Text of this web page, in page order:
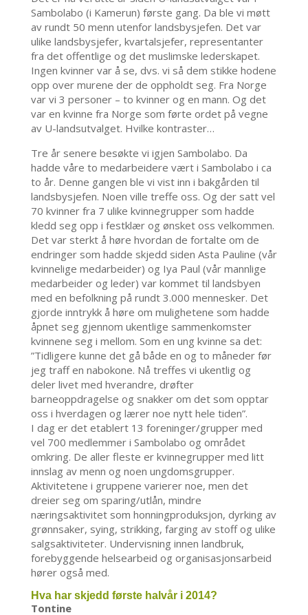
Sambolabo (i Kamerun) første gang. Da ble vi møtt
av rundt 50 menn utenfor landsbysjefen. Det var
ulike landsbysjefer, kvartalsjefer, representanter
fra det offentlige og det muslimske lederskapet.
Ingen kvinner var å se, dvs. vi så dem stikke hodene
opp over murene der de oppholdt seg. Fra Norge
var vi 3 personer – to kvinner og en mann. Og det
var en kvinne fra Norge som førte ordet på vegne
av U-landsutvalget. Hvilke kontraster…
Tre år senere besøkte vi igjen Sambolabo. Da
hadde våre to medarbeidere vært i Sambolabo i ca
to år. Denne gangen ble vi vist inn i bakgården til
landsbysjefen. Noen ville treffe oss. Og der satt vel
70 kvinner fra 7 ulike kvinnegrupper som hadde
kledd seg opp i festklær og ønsket oss velkommen.
Det var sterkt å høre hvordan de fortalte om de
endringer som hadde skjedd siden Asta Pauline (vår
kvinnelige medarbeider) og Iya Paul (vår mannlige
medarbeider og leder) var kommet til landsbyen
med en befolkning på rundt 3.000 mennesker. Det
gjorde inntrykk å høre om mulighetene som hadde
åpnet seg gjennom ukentlige sammenkomster
kvinnene seg i mellom. Som en ung kvinne sa det:
”Tidligere kunne det gå både en og to måneder før
jeg traff en nabokone. Nå treffes vi ukentlig og
deler livet med hverandre, drøfter
barneoppdragelse og snakker om det som opptar
oss i hverdagen og lærer noe nytt hele tiden”.
I dag er det etablert 13 foreninger/grupper med
vel 700 medlemmer i Sambolabo og området
omkring. De aller fleste er kvinnegrupper med litt
innslag av menn og noen ungdomsgrupper.
Aktivitetene i gruppene varierer noe, men det
dreier seg om sparing/utlån, mindre
næringsaktivitet som honningproduksjon, dyrking av
grønnsaker, sying, strikking, farging av stoff og ulike
salgsaktiviteter. Undervisning innen landbruk,
forebyggende helsearbeid og organisasjonsarbeid
hører også med.
Hva har skjedd første halvår i 2014?
Tontine